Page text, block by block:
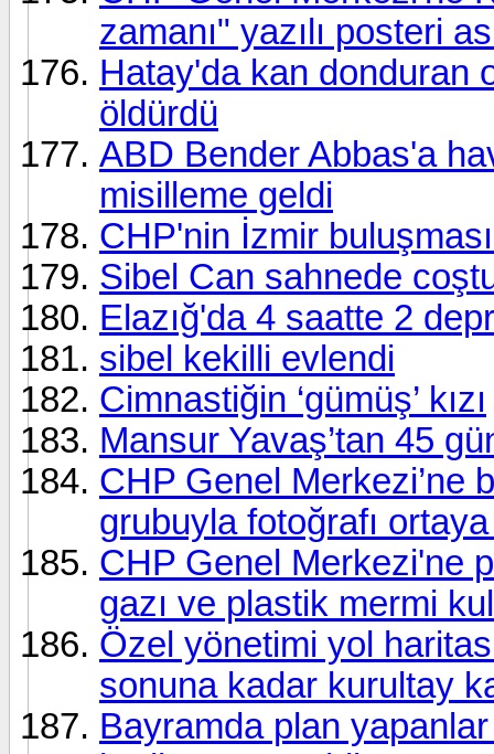
zamanı" yazılı posteri
Hatay'da kan donduran
öldürdü
ABD Bender Abbas'a
misilleme geldi
CHP'nin İzmir
Sibel Can sahnede
Elazığ'da 4 saatte 2
sibel kekilli evlendi
Cimnastiğin ‘gümüş’ kızı
Mansur Yavaş’tan 45
CHP Genel Merkezi’ne
grubuyla fotoğrafı ortaya
CHP Genel Merkezi'ne
gazı ve plastik mermi
Özel yönetimi yol
sonuna kadar kurultay
Bayramda plan